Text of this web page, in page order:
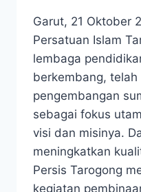
Garut, 21 Oktober
Persatuan Islam
lembaga
berkembang,
pengembangan
sebagai fokus
visi dan misinya.
meningkatkan
Persis Tarogong
kegiatan